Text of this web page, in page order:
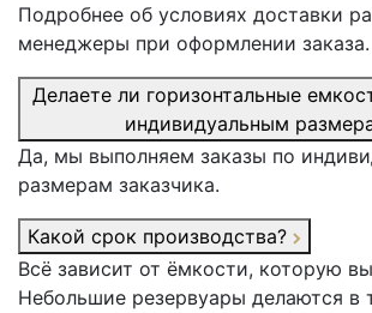
Подробнее об условиях доставки
менеджеры при оформлении заказа.
Делаете ли горизонтальные
индивидуальным
Да, мы выполняем заказы по
размерам заказчика.
Какой срок производства?
Всё зависит от ёмкости, которую
Небольшие резервуары делаются в